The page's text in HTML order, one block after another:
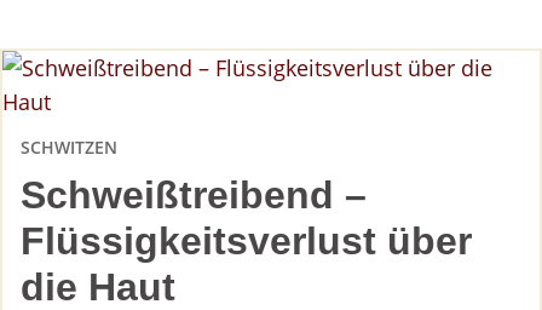
Schweißtreibend –
Flüssigkeitsverlust über
die Haut
SCHWITZEN